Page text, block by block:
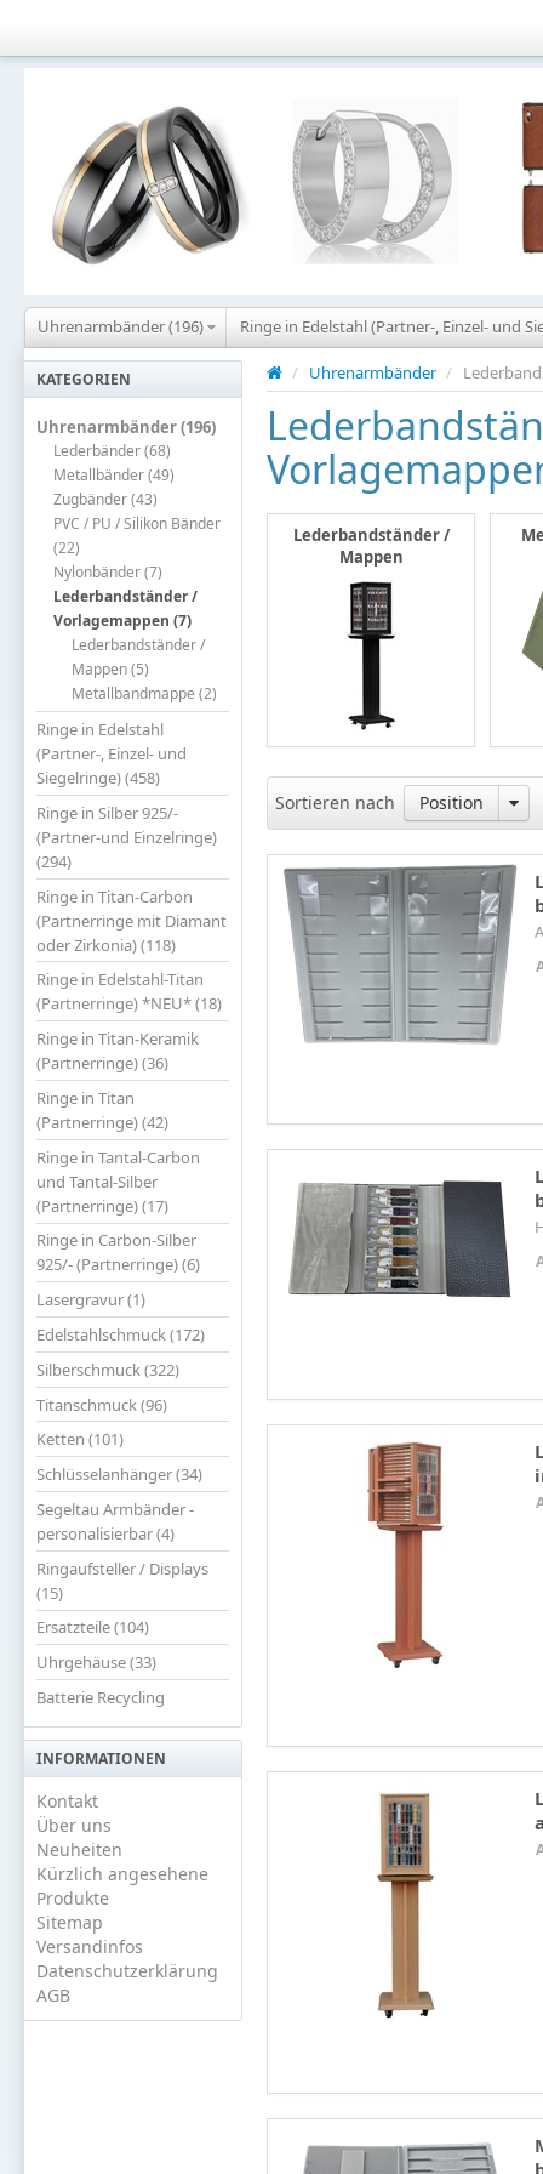
Uhrenarmbänder (196) Ringe in Edelstahl (Partner-, Einzel- und
KATEGORIEN
Uhrenarmbänder (196)
Lederbänder (68)
Metallbänder (49)
Zugbänder (43)
PVC / PU / Silikon Bänder
(22)
Nylonbänder (7)
Lederbandständer /
Vorlagemappen (7)
Lederbandständer /
Mappen (5)
Metallbandmappe (2)
Ringe in Edelstahl
(Partner-, Einzel- und
Siegelringe) (458)
Ringe in Silber 925/-
(Partner-und Einzelringe)
(294)
Ringe in Titan-Carbon
(Partnerringe mit Diamant
oder Zirkonia) (118)
Ringe in Edelstahl-Titan
(Partnerringe) *NEU* (18)
Ringe in Titan-Keramik
(Partnerringe) (36)
Ringe in Titan
(Partnerringe) (42)
Ringe in Tantal-Carbon
und Tantal-Silber
(Partnerringe) (17)
Ringe in Carbon-Silber
925/- (Partnerringe) (6)
Lasergravur (1)
Edelstahlschmuck (172)
Silberschmuck (322)
Titanschmuck (96)
Ketten (101)
Schlüsselanhänger (34)
Segeltau Armbänder -
personalisierbar (4)
Ringaufsteller / Displays
(15)
Ersatzteile (104)
Uhrgehäuse (33)
Batterie Recycling
INFORMATIONEN
Kontakt
Über uns
Neuheiten
Kürzlich angesehene
Produkte
Sitemap
Versandinfos
Datenschutzerklärung
AGB
/ Uhrenarmbänder /
Lederbandständer /
Mappen
Sortieren nach Position